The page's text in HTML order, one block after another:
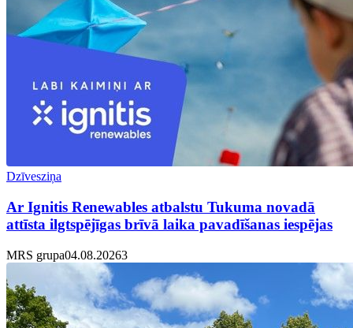
Dzīvesziņa
Ar Ignitis Renewables atbalstu Tukuma novadā
attīsta ilgtspējīgas brīvā laika pavadīšanas iespējas
MRS grupa04.08.20263